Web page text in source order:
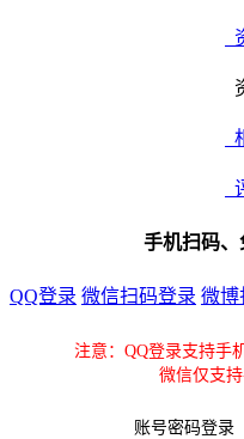
手机扫码
QQ登录 微信扫码登录 微博
注意：QQ登录支持手
微信仅支
账号密码登录